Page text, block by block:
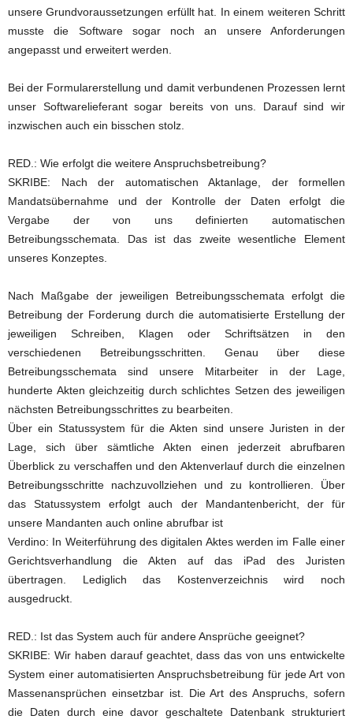
unsere Grundvoraussetzungen erfüllt hat. In einem weiteren Schritt
musste die Software sogar noch an unsere Anforderungen
angepasst und erweitert werden.
Bei der Formularerstellung und damit verbundenen Prozessen lernt
unser Softwarelieferant sogar bereits von uns. Darauf sind wir
inzwischen auch ein bisschen stolz.
RED.: Wie erfolgt die weitere Anspruchsbetreibung?
SKRIBE: Nach der automatischen Aktanlage, der formellen
Mandatsübernahme und der Kontrolle der Daten erfolgt die
Vergabe der von uns definierten automatischen
Betreibungsschemata. Das ist das zweite wesentliche Element
unseres Konzeptes.
Nach Maßgabe der jeweiligen Betreibungsschemata erfolgt die
Betreibung der Forderung durch die automatisierte Erstellung der
jeweiligen Schreiben, Klagen oder Schriftsätzen in den
verschiedenen Betreibungsschritten. Genau über diese
Betreibungsschemata sind unsere Mitarbeiter in der Lage,
hunderte Akten gleichzeitig durch schlichtes Setzen des jeweiligen
nächsten Betreibungsschrittes zu bearbeiten.
Über ein Statussystem für die Akten sind unsere Juristen in der
Lage, sich über sämtliche Akten einen jederzeit abrufbaren
Überblick zu verschaffen und den Aktenverlauf durch die einzelnen
Betreibungsschritte nachzuvollziehen und zu kontrollieren. Über
das Statussystem erfolgt auch der Mandantenbericht, der für
unsere Mandanten auch online abrufbar ist
Verdino: In Weiterführung des digitalen Aktes werden im Falle einer
Gerichtsverhandlung die Akten auf das iPad des Juristen
übertragen. Lediglich das Kostenverzeichnis wird noch
ausgedruckt.
RED.: Ist das System auch für andere Ansprüche geeignet?
SKRIBE: Wir haben darauf geachtet, dass das von uns entwickelte
System einer automatisierten Anspruchsbetreibung für jede Art von
Massenansprüchen einsetzbar ist. Die Art des Anspruchs, sofern
die Daten durch eine davor geschaltete Datenbank strukturiert